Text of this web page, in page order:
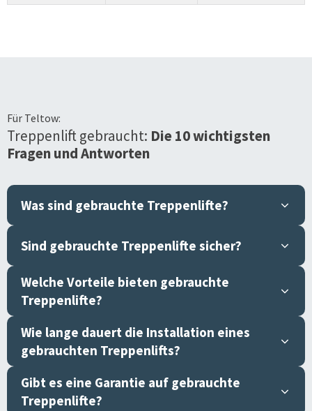
Für Teltow:
Treppenlift gebraucht: Die 10 wichtigsten
Fragen und Antworten
Was sind gebrauchte Treppenlifte?
Sind gebrauchte Treppenlifte sicher?
Welche Vorteile bieten gebrauchte
Treppenlifte?
Wie lange dauert die Installation eines
gebrauchten Treppenlifts?
Gibt es eine Garantie auf gebrauchte
Treppenlifte?